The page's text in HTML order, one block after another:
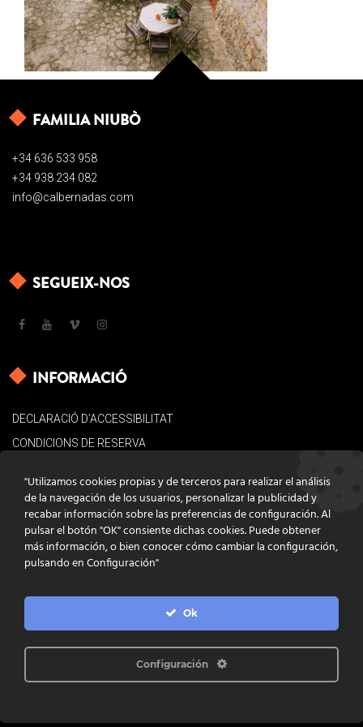
FAMILIA NIUBÒ
+34 636 533 958
+34 938 234 082
info@calbernadas.com
SEGUEIX-NOS
INFORMACIÓ
DECLARACIÓ D’ACCESSIBILITAT
CONDICIONS DE RESERVA
POLÍTICA DE COOKIES
CONTACTE
PROGRAMACIÓ INFOACTIVA'T
"Utilizamos cookies propias y de terceros para realizar el análisis
de la navegación de los usuarios, personalizar la publicidad y
recabar información sobre las preferencias de configuración. Al
pulsar el botón "OK" consiente dichas cookies. Puede obtener
más información, o bien conocer cómo cambiar la configuración,
pulsando en Configuración"
Ok
Configuración